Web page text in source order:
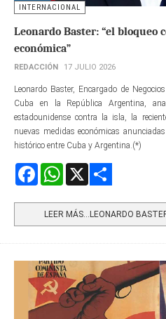
INTERNACIONAL
Leonardo Baster: “el bloqueo
económica”
REDACCIÓN 17 JULIO 2026
Leonardo Baster, Encargado de
Cuba en la República Argentina,
estadounidense contra la isla, la
nuevas medidas económicas
histórico entre Cuba y Argentina.(*)
FacebookWhatsApp
LEER MÁS…LEONARDO